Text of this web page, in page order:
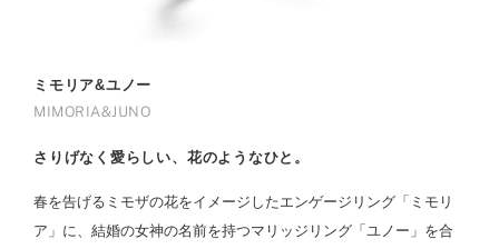
ミモリア&ユノー
MIMORIA&JUNO
さりげなく愛らしい、花のようなひと。
春を告げるミモザの花をイメージしたエンゲージリング「ミモリ
ア」に、結婚の女神の名前を持つマリッジリング「ユノー」を合